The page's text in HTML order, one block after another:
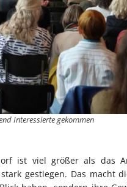
Interessierte gekommen
ist viel größer als das
gestiegen. Das macht